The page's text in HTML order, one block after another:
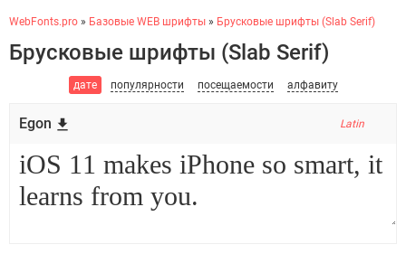
WebFonts.pro » Базовые WEB шрифты » Брусковые шрифты (Slab Serif)
Брусковые шрифты (Slab Serif)
дате популярности посещаемости алфавиту
Egon Latin